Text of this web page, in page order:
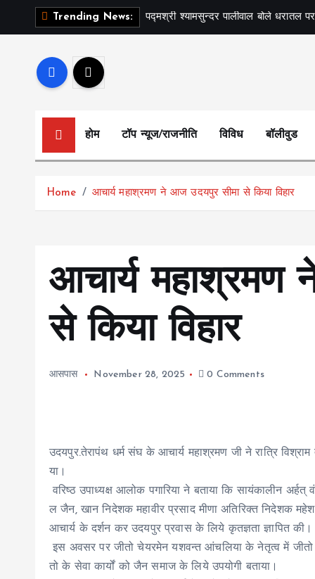
Trending News: पद्मश्री श्यामसुन्दर पालीवाल बोले धरातल
होम टॉप न्यूज/राजनीति विविध बॉलीवुड
Home आचार्य महाश्रमण ने आज उदयपुर सीमा से किया विहार
आचार्य महाश्रमण
से किया विहार
आसपास November 28, 2025 0 Comments
उदयपुर.तेरापंथ धर्म संघ के आचार्य महाश्रमण जी ने रात्रि
या।
वरिष्ठ उपाध्यक्ष आलोक पगारिया ने बताया कि सायंकालीन
ल जैन, खान निदेशक महावीर प्रसाद मीणा अतिरिक्त निदेशक
आचार्य के दर्शन कर उदयपुर प्रवास के लिये कृतज्ञता ज्ञापित की।
इस अवसर पर जीतो चेयरमेन यशवन्त आंचलिया के नेतृत्व में जीतो
तो के सेवा कार्यों को जैन समाज के लिये उपयोगी बताया।